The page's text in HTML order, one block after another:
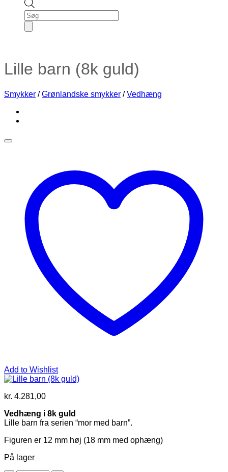
Products
search
Lille barn (8k guld)
Smykker / Grønlandske smykker / Vedhæng
Add to Wishlist
kr. 4.281,00
Vedhæng i 8k guld
Lille barn fra serien “mor med barn”.
Figuren er 12 mm høj (18 mm med ophæng)
På lager